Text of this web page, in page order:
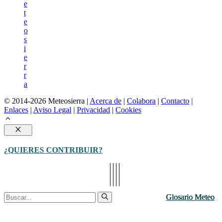
Glosario Meteo
Glosario Meteo
Glosario Meteo
Glosario Meteo
e
t
e
o
s
i
e
r
r
a
© 2014-2026 Meteosierra | Acerca de | Colabora | Contacto |
Enlaces | Aviso Legal | Privacidad | Cookies
Cerrar
¿QUIERES CONTRIBUIR?
Buscar: